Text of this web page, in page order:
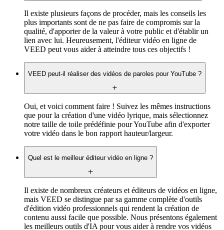
Il existe plusieurs façons de procéder, mais les conseils les
plus importants sont de ne pas faire de compromis sur la
qualité, d'apporter de la valeur à votre public et d'établir un
lien avec lui. Heureusement, l'éditeur vidéo en ligne de
VEED peut vous aider à atteindre tous ces objectifs !
VEED peut-il réaliser des vidéos de paroles pour YouTube ?
Oui, et voici comment faire ! Suivez les mêmes instructions
que pour la création d'une vidéo lyrique, mais sélectionnez
notre taille de toile prédéfinie pour YouTube afin d'exporter
votre vidéo dans le bon rapport hauteur/largeur.
Quel est le meilleur éditeur vidéo en ligne ?
Il existe de nombreux créateurs et éditeurs de vidéos en ligne,
mais VEED se distingue par sa gamme complète d'outils
d'édition vidéo professionnels qui rendent la création de
contenu aussi facile que possible. Nous présentons également
les meilleurs outils d'IA pour vous aider à rendre vos vidéos